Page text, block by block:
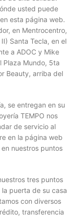
usted puede
esta página web.
en Mentrocentro,
Santa Tecla, en el
a ADOC y Mike
Plaza Mundo, 5ta
Beauty, arriba del
se entregan en su
TEMPO nos
de servicio al
en la página web
nuestros puntos
tres puntos
puerta de su casa
con diversos
transferencia